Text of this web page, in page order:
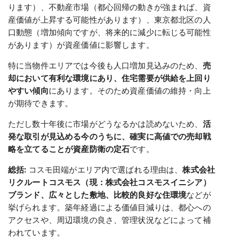
ります）、不動産市場（都心回帰の動きが強まれば、資
産価値が上昇する可能性があります）、東京都北区の人
口動態（増加傾向ですが、将来的に減少に転じる可能性
があります）が資産価値に影響します。
特に当物件エリアでは今後も人口増加見込みのため、 売
却において有利な環境にあり、住宅需要が供給を上回り
やすい傾向にあります。そのため資産価値の維持・向上
が期待できます。
ただし数十年後に市場がどうなるかは読めないため、 活
発な取引が見込める今のうちに、確実に高値での売却戦
略を立てることが資産防衛の定石です。
総括: コスモ田端がエリア内で選ばれる理由は、株式会社
リクルートコスモス（現：株式会社コスモスイニシア）
ブランド、広々とした敷地、比較的良好な住環境などが
挙げられます。築年経過による価値目減りは、都心への
アクセスや、周辺環境の良さ、管理状況などによって補
われています。